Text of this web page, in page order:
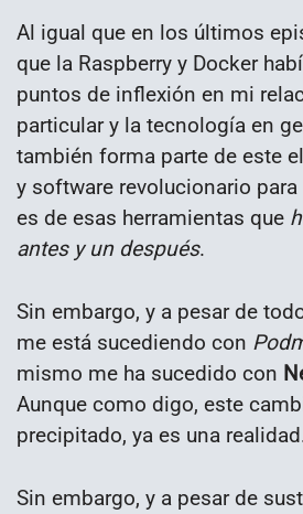
Al igual que en los últimos
que la Raspberry y Docker
puntos de inflexión en mi
particular y la tecnología en
también forma parte de este
y software revolucionario
es de esas herramientas que
antes y un después.
Sin embargo, y a pesar de
me está sucediendo con
mismo me ha sucedido con
Aunque como digo, este
precipitado, ya es una
Sin embargo, y a pesar de